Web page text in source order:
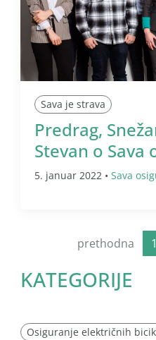
Sava je strava
Predrag,
Stevan o Sava
5. januar 2022 • Sava
prethodna 1
KATEGORIJE
Osiguranje električnih